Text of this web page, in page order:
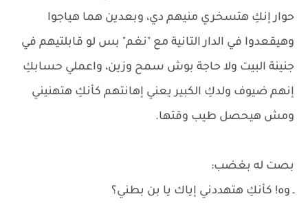
حوار إنكِ هتسخري منيهم دي، وبعدين هما هياجوا
وهيقعدوا في الدار التانية مع "نغم" بس لو قابلتيهم في
جنينة البيت ولا حاجة بوش سمح وزين، واعملي حسابكِ
إنهم ضيوف ولدكِ الكبير يعني إهانتهم كأنكِ هتهنيني
ومش هيحصل طيب وقتها.
بصت له بغضب:
ـ وه! كأنكِ هتهددني إياك يا بن بطني؟